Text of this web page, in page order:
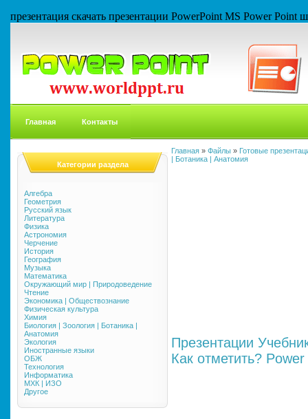
презентация скачать презентации PowerPoint MS Power
Главная Контакты
Категории раздела
Алгебра
Геометрия
Русский язык
Литература
Физика
Астрономия
Черчение
История
География
Музыка
Математика
Окружающий мир | Природоведение
Чтение
Экономика | Обществознание
Физическая культура
Химия
Биология | Зоология | Ботаника |
Анатомия
Экология
Иностранные языки
ОБЖ
Технология
Информатика
МХК | ИЗО
Другое
Главная » Файлы » Готовые
| Ботаника | Анатомия
Презентации
Как отметить?